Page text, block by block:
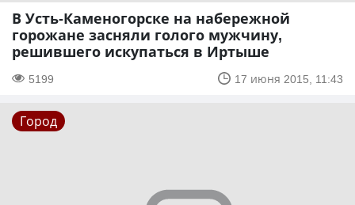
В Усть-Каменогорске на набережной
горожане засняли голого мужчину,
решившего искупаться в Иртыше
5199 17 июня 2015, 11:43
Город